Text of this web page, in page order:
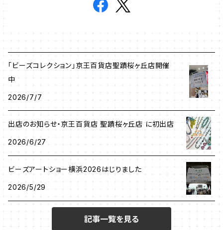
「ビーズコレクション」京王百貨店聖蹟桜ヶ丘店開催
中
2026/7/7
出店のお知らせ・京王百貨店 聖蹟桜ヶ丘店 に初出店
2026/6/27
ビーズアートショー横浜2026はじりました
2026/5/29
記事一覧を見る